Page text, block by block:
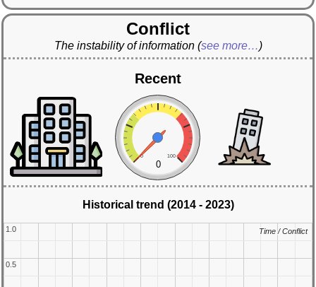
Conflict
The instability of information (see more…)
Recent
0 100
0
Historical trend (2014 - 2023)
0.5
0.5
1.0
1.0 Time / Conflict
Time / Conflict